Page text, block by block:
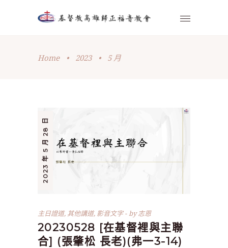
Home • 2023 • 5 月
2023 年 5 月 28 日
主日證道, 其他講道, 影音文字 by志恩
20230528 [在基督裡與主聯
合] (張肇松 長老)(弗一3-14)